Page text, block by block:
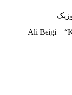
Ali Beigi –